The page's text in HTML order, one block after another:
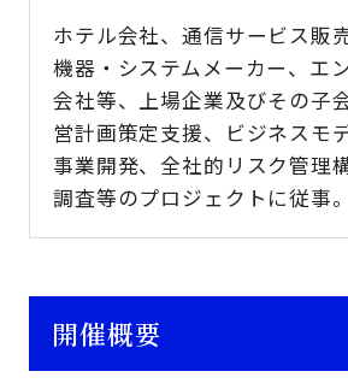
ホテル会社、通信サービス販
機器・システムメーカー、エ
会社等、上場企業及びその子
営計画策定支援、ビジネスモ
事業開発、全社的リスク管理
調査等のプロジェクトに従事。
開催概要